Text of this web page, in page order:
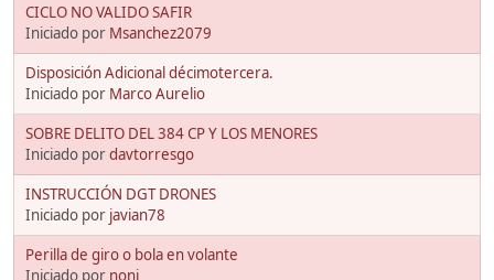
CICLO NO VALIDO SAFIR
Iniciado por Msanchez2079
Disposición Adicional décimotercera.
Iniciado por Marco Aurelio
SOBRE DELITO DEL 384 CP Y LOS MENORES
Iniciado pordavtorresgo
INSTRUCCIÓN DGT DRONES
Iniciado por javian78
Perilla de giro o bola en volante
Iniciado por noni